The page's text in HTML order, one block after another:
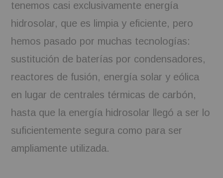
tenemos casi exclusivamente energía
hidrosolar, que es limpia y eficiente, pero
hemos pasado por muchas tecnologías:
sustitución de baterías por condensadores,
reactores de fusión, energía solar y eólica
en lugar de centrales térmicas de carbón,
hasta que la energía hidrosolar llegó a ser lo
suficientemente segura como para ser
ampliamente utilizada.